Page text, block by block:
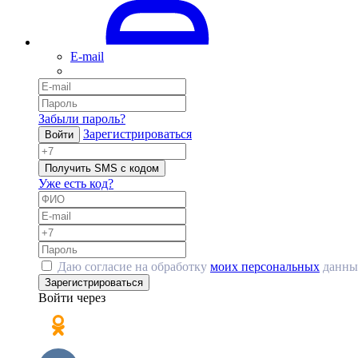
E-mail
Забыли пароль?
Войти Зарегистрироваться
Получить SMS с кодом
Уже есть код?
Даю согласие на обработку моих персональных
Зарегистрироваться
Войти через